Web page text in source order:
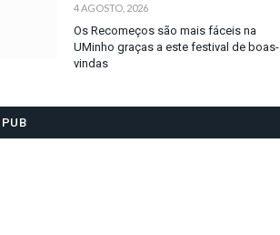
4 AGOSTO, 2026
Os Recomeços são mais fáceis na
UMinho graças a este festival de boas-
vindas
PUB